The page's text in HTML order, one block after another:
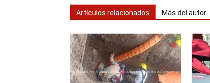
Artículos relacionados Más del autor